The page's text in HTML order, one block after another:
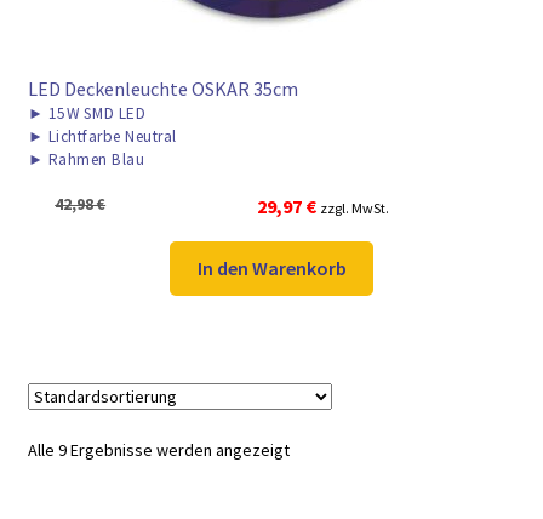
LED Deckenleuchte OSKAR 35cm
► 15W SMD LED
► Lichtfarbe Neutral
► Rahmen Blau
42,98€
Ursprünglicher
Preis
war:
42,98 €
29,97 €Aktueller
Preis
ist:
29,97 €.
zzgl. MwSt.
In den Warenkorb
Alle 9 Ergebnisse werden angezeigt